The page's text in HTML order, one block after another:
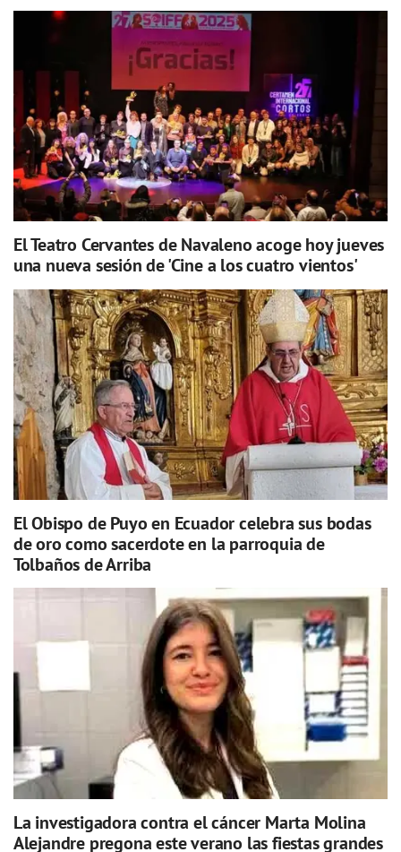
El Teatro Cervantes de Navaleno acoge hoy jueves
una nueva sesión de 'Cine a los cuatro vientos'
El Obispo de Puyo en Ecuador celebra sus bodas
de oro como sacerdote en la parroquia de
Tolbaños de Arriba
La investigadora contra el cáncer Marta Molina
Alejandre pregona este verano las fiestas grandes